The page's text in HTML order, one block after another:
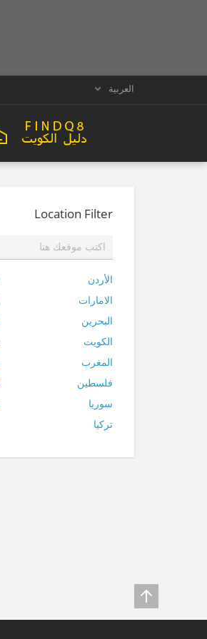
العربية
Location Filter
الأردن
الامارات
البحرين
الكويت
المغرب
فلسطين
سوريا
تركيا